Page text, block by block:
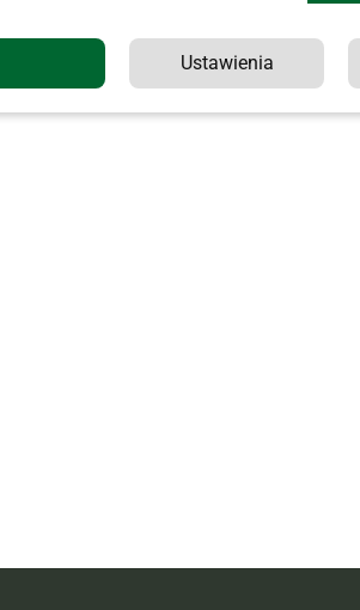
Ustawienia